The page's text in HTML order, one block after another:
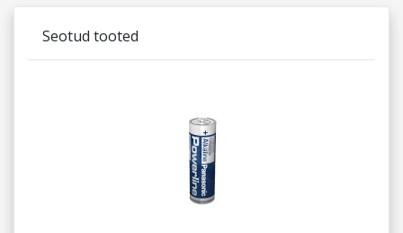
Seotud tooted